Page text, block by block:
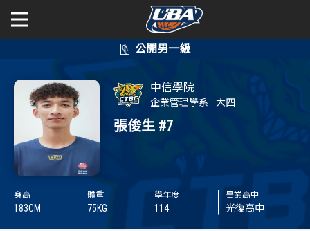
關於富邦人壽UBA
公開男一級 賽事資訊
賽程表
球隊資訊
公開女一級
賽事資訊
賽程表
球隊資訊
二級與一般組
新聞
中信學院
企業管理學系 大四
張俊生 #7
身高
183CM
體重
75KG
學年度
114
畢業高中
光復高中